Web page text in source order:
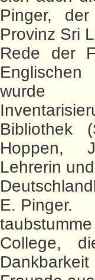
Pinger,
Provinz Sri
Rede der
wurde
Bibliothek
Hoppen,
Lehrerin
E. Pinger.
College,